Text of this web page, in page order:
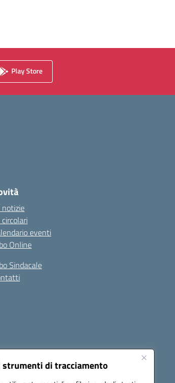
strumenti di tracciamento
Play Store
notizie
circolari
eventi
Online
Sindacale